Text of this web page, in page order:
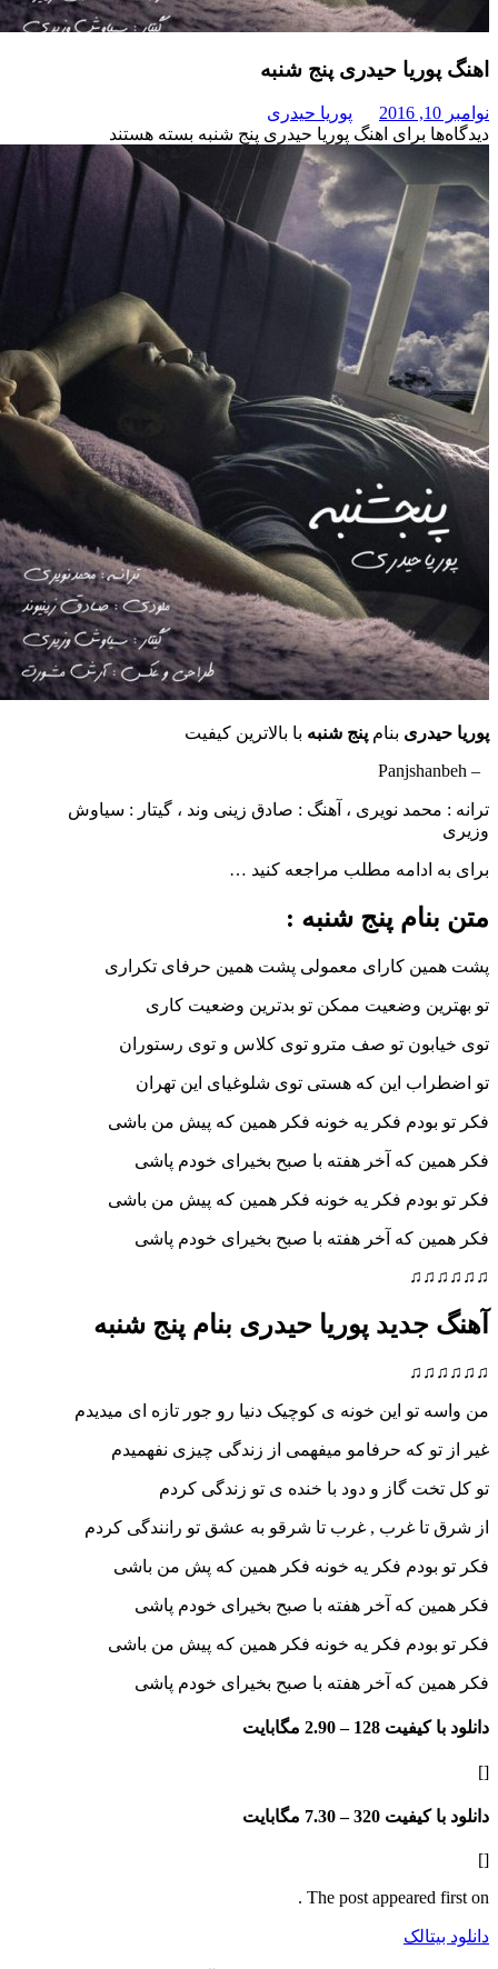
حیدری پنج شنبه
پوریا حیدری
برای اهنگ پوریا حیدری پنج شنبه بسته هستند
بنامپنج شنبه با بالاترین کیفیت
نویری ، آهنگ : صادق زینی وند ، گیتار : سیاوش
ادامه مطلب مراجعه کنید …
پنج شنبه :
کارای معمولی پشت همین حرفای تکراری
وضعیت ممکن تو بدترین وضعیت کاری
تو صف مترو توی کلاس و توی رستوران
این که هستی توی شلوغیای این تهران
فکر یه خونه فکر همین که پیش من باشی
که آخر هفته با صبح بخیرای خودم پاشی
فکر یه خونه فکر همین که پیش من باشی
که آخر هفته با صبح بخیرای خودم پاشی
پوریا حیدری بنام پنج شنبه
این خونه ی کوچیک دنیا رو جور تازه ای میدیدم
که حرفامو میفهمی از زندگی چیزی نفهمیدم
گاز و دود با خنده ی تو زندگی کردم
غرب , غرب تا شرقو به عشق تو رانندگی کردم
فکر یه خونه فکر همین که پش من باشی
که آخر هفته با صبح بخیرای خودم پاشی
فکر یه خونه فکر همین که پیش من باشی
که آخر هفته با صبح بخیرای خودم پاشی
128 – 2.90 مگابایت
320 – 7.30 مگابایت
The post